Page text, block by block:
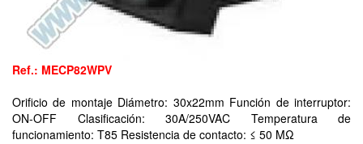
Ref.: MECP82WPV
Orificio de montaje Diámetro: 30x22mm Función de interruptor:
ON-OFF Clasificación: 30A/250VAC Temperatura de
funcionamiento: T85 Resistencia de contacto: ≤ 50 MΩ